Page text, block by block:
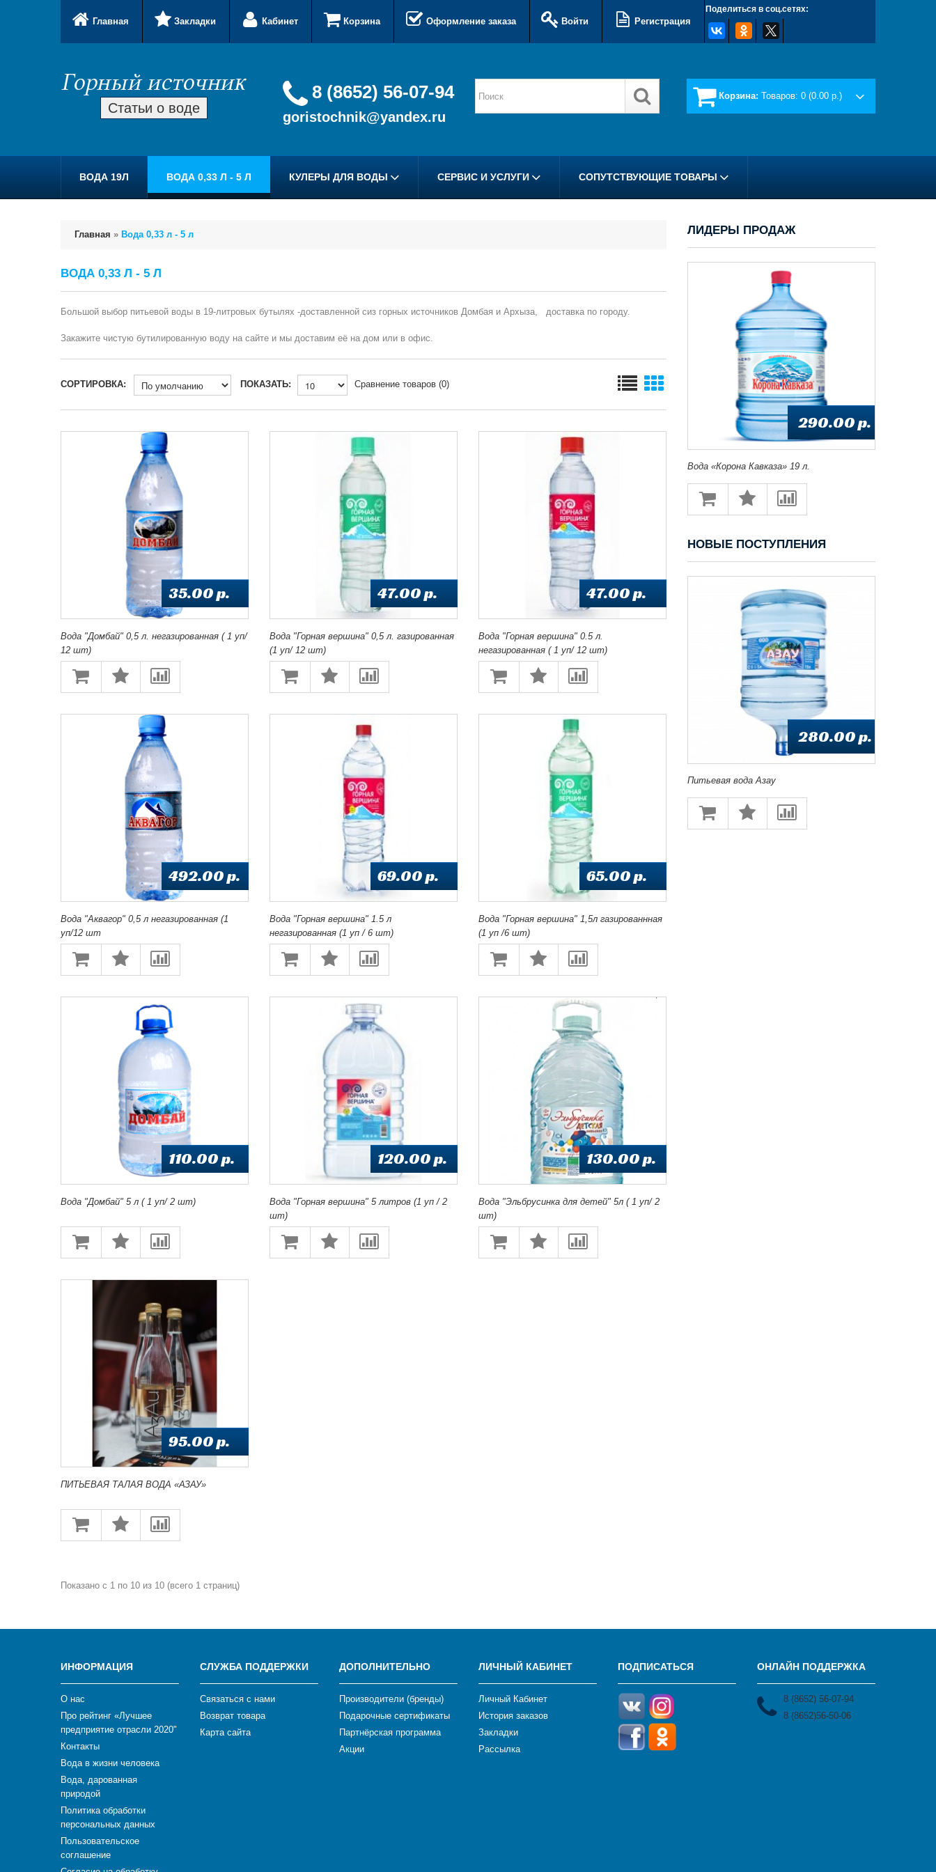
Главная Закладки Кабинет Корзина Оформление заказа Войти Регистрация
Поделиться в соц.сетях:
Статьи о воде
Корзина: Товаров: 0 (0.00 p.)
8 (8652) 56-07-94
goristochnik@yandex.ru
ВОДА 19Л ВОДА 0,33 Л - 5 Л КУЛЕРЫ ДЛЯ ВОДЫ СЕРВИС И УСЛУГИ СОПУТСТВУЮЩИЕ ТОВАРЫ
Главная » Вода 0,33 л - 5 л
ВОДА 0,33 Л - 5 Л
Большой выбор питьевой воды в 19-литровых бутылях -доставленной сиз горных источников Домбая и Архыза, доставка по городу.
Закажите чистую бутилированную воду на сайте и мы доставим её на дом или в офис.
СОРТИРОВКА: ПОКАЗАТЬ: Сравнение товаров (0)
35.00 p.
Вода "Домбай" 0,5 л. негазированная ( 1 уп/
12 шт)
47.00 p.
Вода "Горная вершина" 0,5 л. газированная
(1 уп/ 12 шт)
47.00 p.
Вода "Горная вершина" 0.5 л.
негазированная ( 1 уп/ 12 шт)
492.00 p.
Вода "Аквагор" 0,5 л негазированная (1
уп/12 шт
69.00 p.
Вода "Горная вершина" 1.5 л
негазированная (1 уп / 6 шт)
65.00 p.
Вода "Горная вершина" 1,5л газированнная
(1 уп /6 шт)
110.00 p.
Вода "Домбай" 5 л ( 1 уп/ 2 шт)
120.00 p.
Вода "Горная вершина" 5 литров (1 уп / 2
шт)
130.00 p.
Вода "Эльбрусинка для детей" 5л ( 1 уп/ 2
шт)
95.00 p.
ПИТЬЕВАЯ ТАЛАЯ ВОДА «АЗАУ»
Показано с 1 по 10 из 10 (всего 1 страниц)
ЛИДЕРЫ ПРОДАЖ
290.00 p.
Вода «Корона Кавказа» 19 л.
НОВЫЕ ПОСТУПЛЕНИЯ
280.00 p.
Питьевая вода Азау
ИНФОРМАЦИЯ
О нас
Про рейтинг «Лучшее
предприятие отрасли 2020"
Контакты
Вода в жизни человека
Вода, дарованная
природой
Политика обработки
персональных данных
Пользовательское
соглашение
СЛУЖБА ПОДДЕРЖКИ
Связаться с нами
Возврат товара
Карта сайта
ДОПОЛНИТЕЛЬНО
Производители (бренды)
Подарочные сертификаты
Партнёрская программа
Акции
ЛИЧНЫЙ КАБИНЕТ
Личный Кабинет
История заказов
Закладки
Рассылка
ПОДПИСАТЬСЯ ОНЛАЙН ПОДДЕРЖКА
8 (8652) 56-07-94
8 (8652)56-50-06